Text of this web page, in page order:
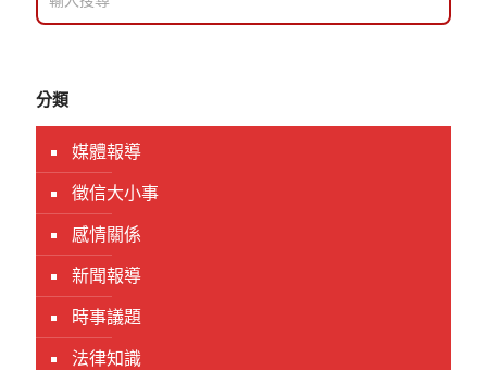
分類
媒體報導
徵信大小事
感情關係
新聞報導
時事議題
法律知識